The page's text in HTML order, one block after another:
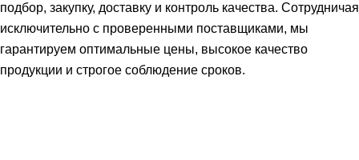
подбор, закупку, доставку и контроль качества. Сотрудничая
исключительно с проверенными поставщиками, мы
гарантируем оптимальные цены, высокое качество
продукции и строгое соблюдение сроков.